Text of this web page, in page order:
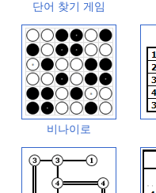
단어 찾기 게임
비나이로